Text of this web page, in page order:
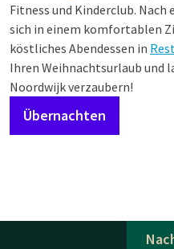
Fitness und Kinderclub.
sich in einem komfortablen
köstliches Abendessen in
Ihren Weihnachtsurlaub und
Noordwijk verzaubern!
Übernachten